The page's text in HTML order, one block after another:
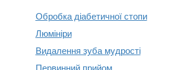
Обробка діабетичної стопи
Люмініри
Видалення зуба мудрості
Первинний прийом